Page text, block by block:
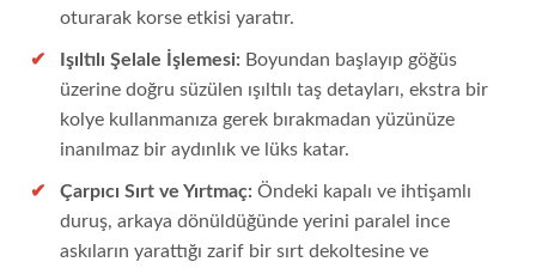
oturarak korse etkisi yaratır.
Işıltılı Şelale İşlemesi: Boyundan başlayıp göğüs
üzerine doğru süzülen ışıltılı taş detayları, ekstra bir
kolye kullanmanıza gerek bırakmadan yüzünüze
inanılmaz bir aydınlık ve lüks katar.
Çarpıcı Sırt ve Yırtmaç: Öndeki kapalı ve ihtişamlı
duruş, arkaya dönüldüğünde yerini paralel ince
askıların yarattığı zarif bir sırt dekoltesine ve